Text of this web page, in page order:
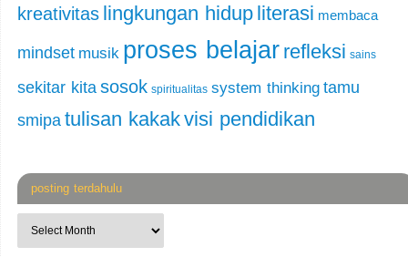
kreativitas lingkungan hidup literasi membaca
mindset musik proses belajar refleksi sains
sekitar kitasosok spiritualitas system thinking tamu
smipa tulisan kakakvisi pendidikan
posting terdahulu